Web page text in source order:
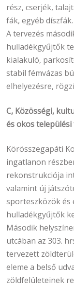
rész, cserjék,
fák, egyéb díszfák.
A tervezés
hulladékgyűjtők
kialakuló,
stabil fémvázas
elhelyezésre,
C, Közösségi,
és okos települési
Körösszegapáti
ingatlanon
rekonstrukciója
valamint új
sporteszközök és
hulladékgyűjtők
Második
utcában az 303.
tervezett
eleme a belső
zöldfelületeinek